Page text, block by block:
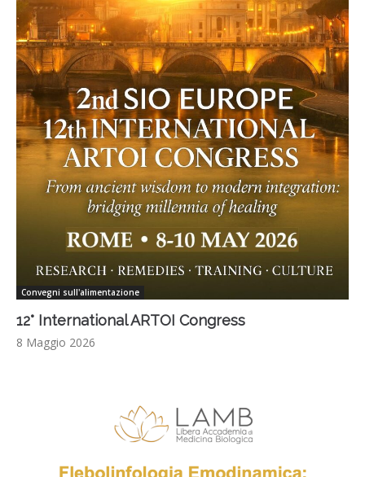
Convegni sull'alimentazione
12° International ARTOI Congress
8 Maggio 2026